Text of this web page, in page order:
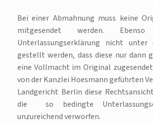
Bei einer Abmahnung muss keine
mitgesendet werden.
Unterlassungserklärung nicht unter
gestellt werden, dass diese nur dann
eine Vollmacht im Original
von der Kanzlei Hoesmann geführten
Landgericht Berlin diese
die so bedingte
unzureichend verworfen.